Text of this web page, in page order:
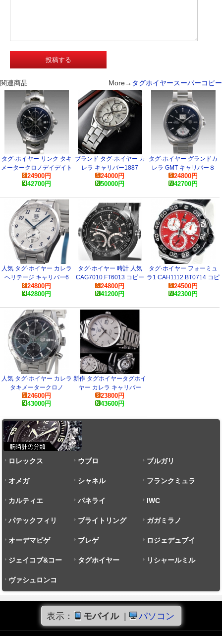
関連商品 More→ タグホイヤースーパーコピー
タグ·ホイヤー リンク タキ
メータークロノデイデイト
CJF211A.BA0594 コピー
時計
24900円
42700円
ブランド タグ·ホイヤー カ
レラ キャリバー1887
CAR2111.BA0720 コピー
時計
24000円
50000円
タグ·ホイヤー グランドカ
レラ GMT キャリバー８
WAV5111.BA0901 コピー
時計
24800円
42700円
人気 タグ·ホイヤー カレラ
ヘリテージ キャリバー6
WAS2111.BA0732 腕時計
24800円
42800円
タグ·ホイヤー 時計 人気
CAG7010.FT6013 コピー
腕時計
24800円
41200円
タグ·ホイヤー フォーミュ
ラ1 CAH1112.BT0714 コピ
ー 時計
24500円
42300円
人気 タグ·ホイヤー カレラ
タキメータークロノ
CV201P.BA0794 腕時計
24600円
43000円
新作 タグホイヤータグホイ
ヤー カレラ キャリバー
WAR211B.BA0782
23800円
43600円
ロレックス ウブロ ブルガリ
オメガ シャネル フランクミュラ
ー
カルティエ パネライ IWC
パテックフィリ
ップ
ブライトリング ガガミラノ
オーデマピゲ ブレゲ ロジェデュブイ
ジェイコブ&コー タグホイヤー リシャールミル
ヴァシュロンコ
ンスタンタン
表示： モバイル | パソコン